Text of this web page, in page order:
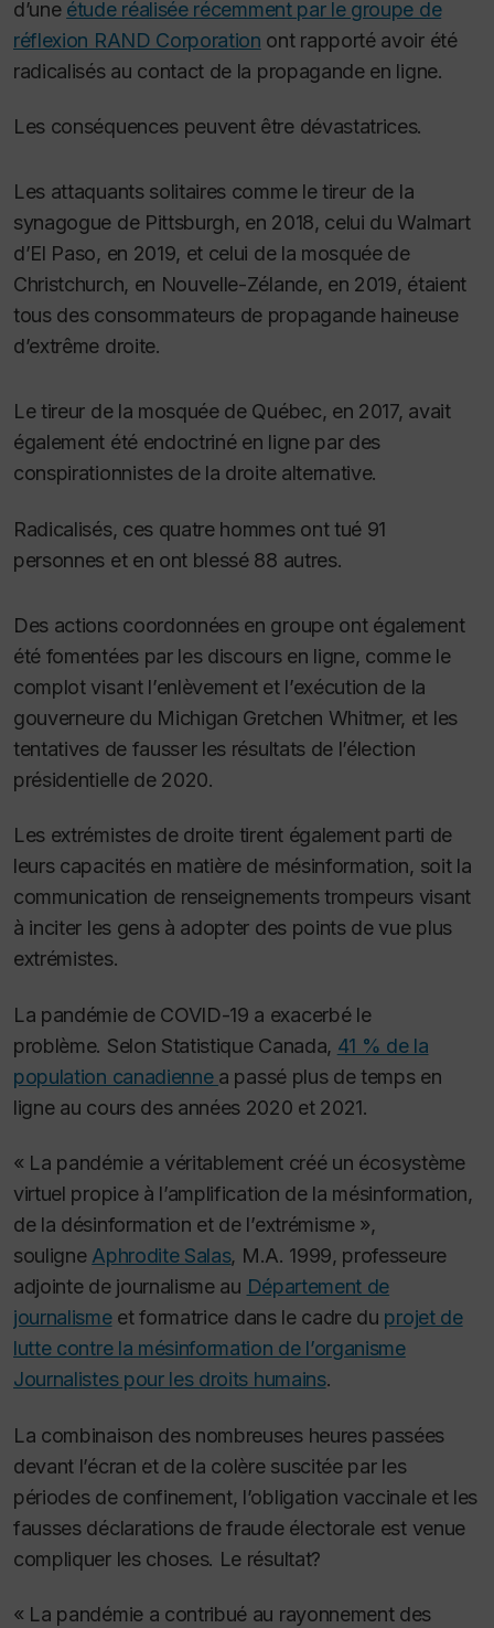
d’une étude réalisée récemment par le groupe de
réflexion RAND Corporation ont rapporté avoir été
radicalisés au contact de la propagande en ligne.
Les conséquences peuvent être dévastatrices.
Les attaquants solitaires comme le tireur de la
synagogue de Pittsburgh, en 2018, celui du Walmart
d’El Paso, en 2019, et celui de la mosquée de
Christchurch, en Nouvelle-Zélande, en 2019, étaient
tous des consommateurs de propagande haineuse
d’extrême droite.
Le tireur de la mosquée de Québec, en 2017, avait
également été endoctriné en ligne par des
conspirationnistes de la droite alternative.
Radicalisés, ces quatre hommes ont tué 91
personnes et en ont blessé 88 autres.
Des actions coordonnées en groupe ont également
été fomentées par les discours en ligne, comme le
complot visant l’enlèvement et l’exécution de la
gouverneure du Michigan Gretchen Whitmer, et les
tentatives de fausser les résultats de l’élection
présidentielle de 2020.
Les extrémistes de droite tirent également parti de
leurs capacités en matière de mésinformation, soit la
communication de renseignements trompeurs visant
à inciter les gens à adopter des points de vue plus
extrémistes.
La pandémie de COVID-19 a exacerbé le
problème. Selon Statistique Canada, 41 % de la
population canadienne a passé plus de temps en
ligne au cours des années 2020 et 2021.
« La pandémie a véritablement créé un écosystème
virtuel propice à l’amplification de la mésinformation,
de la désinformation et de l’extrémisme »,
souligne Aphrodite Salas, M.A. 1999, professeure
adjointe de journalisme au Département de
journalismeet formatrice dans le cadre du projet de
lutte contre la mésinformation de l’organisme
Journalistes pour les droits humains.
La combinaison des nombreuses heures passées
devant l’écran et de la colère suscitée par les
périodes de confinement, l’obligation vaccinale et les
fausses déclarations de fraude électorale est venue
compliquer les choses. Le résultat?
« La pandémie a contribué au rayonnement des